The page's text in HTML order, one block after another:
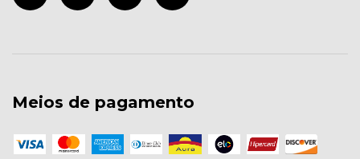
Meios de pagamento